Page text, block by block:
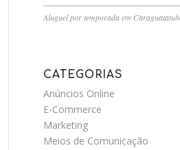
Aluguel por temporada em
CATEGORIAS
Anúncios Online
E-Commerce
Marketing
Meios de Comunicação